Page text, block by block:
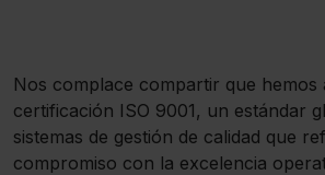
Nos complace compartir que hemos
certificación ISO 9001, un estándar
sistemas de gestión de calidad que
compromiso con la excelencia